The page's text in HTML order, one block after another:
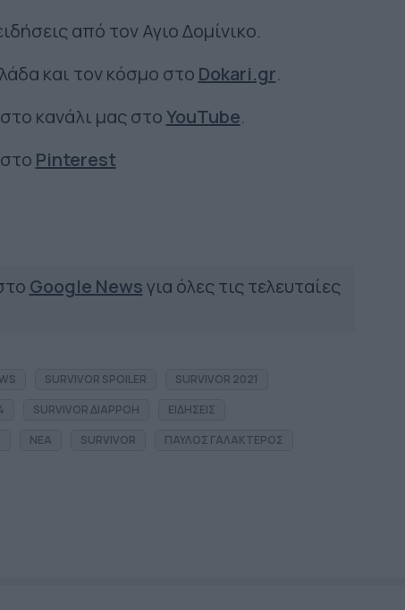
από τον Αγιο Δομίνικο.
και τον κόσμο στο Dokari.gr.
κανάλι μας στοYouTube.
Pinterest
Google Newsγια όλες τις τελευταίες
SURVIVOR SPOILER
SURVIVOR 2021
SURVIVOR ΔΙΑΡΡΟΗ
ΕΙΔΗΣΕΙΣ
ΝΕΑ SURVIVOR
ΠΑΥΛΟΣ ΓΑΛΑΚΤΕΡΟΣ